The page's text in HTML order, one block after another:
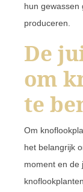
hun gewassen
produceren.
De
om
te
Om
het belangrijk
moment en de